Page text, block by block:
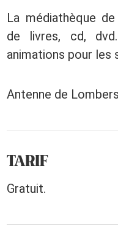
La médiathèque
de livres, cd,
animations pour les
Antenne de Lombers
TARIF
Gratuit.